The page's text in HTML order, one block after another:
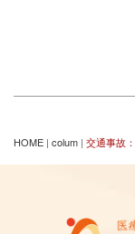
HOME | colum | 交通事故